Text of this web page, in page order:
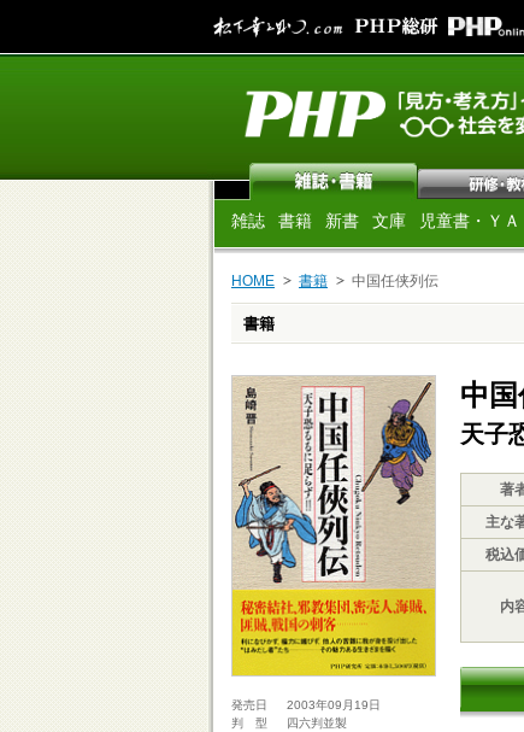
雑誌 書籍 新書 文庫 児童書・ＹＡ
HOME 書籍 中国任侠列伝
書籍
発売日
2003年09月19日
判 型
四六判並製
中
天子
著
主な
税込
内